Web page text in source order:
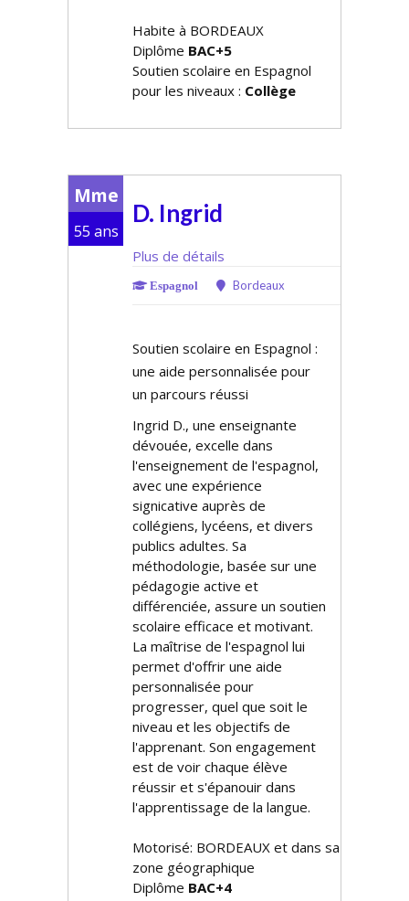
Habite à BORDEAUX
Diplôme BAC+5
Soutien scolaire en Espagnol
pour les niveaux : Collège
Mme
55 ans
D. Ingrid
Plus de détails
Espagnol Bordeaux
Soutien scolaire en Espagnol :
une aide personnalisée pour
un parcours réussi
Ingrid D., une enseignante
dévouée, excelle dans
l'enseignement de l'espagnol,
avec une expérience
significative auprès de
collégiens, lycéens, et divers
publics adultes. Sa
méthodologie, basée sur une
pédagogie active et
différenciée, assure un soutien
scolaire efficace et motivant.
La maîtrise de l'espagnol lui
permet d'offrir une aide
personnalisée pour
progresser, quel que soit le
niveau et les objectifs de
l'apprenant. Son engagement
est de voir chaque élève
réussir et s'épanouir dans
l'apprentissage de la langue.
Motorisé: BORDEAUX et dans sa
zone géographique
Diplôme BAC+4